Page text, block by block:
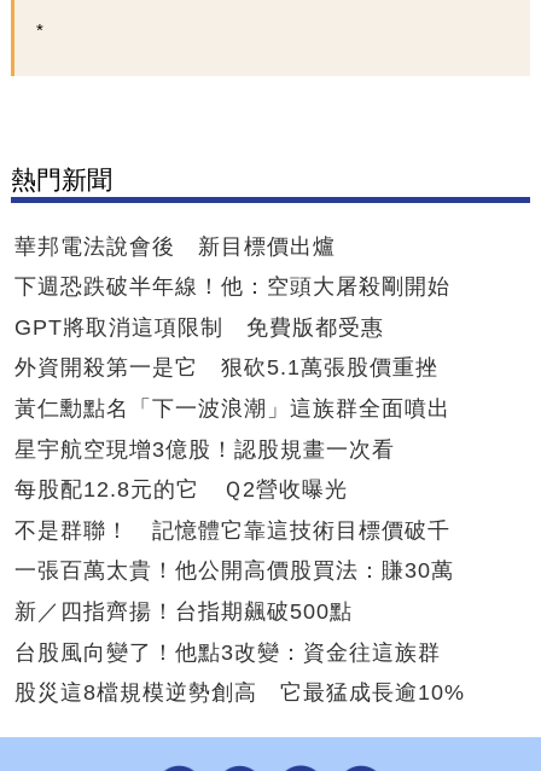
熱門新聞
華邦電法說會後 新目標價出爐
下週恐跌破半年線！他：空頭大屠殺剛開始
GPT將取消這項限制 免費版都受惠
外資開殺第一是它 狠砍5.1萬張股價重挫
黃仁勳點名「下一波浪潮」這族群全面噴出
星宇航空現增3億股！認股規畫一次看
每股配12.8元的它 Ｑ2營收曝光
不是群聯！ 記憶體它靠這技術目標價破千
一張百萬太貴！他公開高價股買法：賺30萬
新／四指齊揚！台指期飆破500點
台股風向變了！他點3改變：資金往這族群
股災這8檔規模逆勢創高 它最猛成長逾10%